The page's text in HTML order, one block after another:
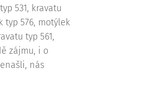
531, kravatu
typ 576, motýlek
typ 561,
zájmu, i o
nás